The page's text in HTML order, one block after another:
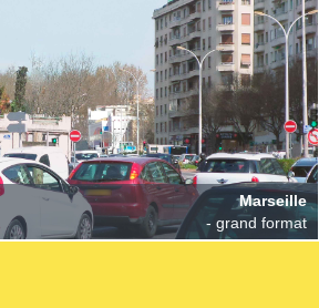
Marseille
- grand format